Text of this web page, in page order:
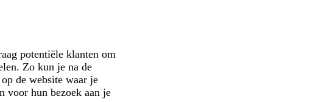
potentiële klanten om
Zo kun je na de
de website waar je
voor hun bezoek aan je